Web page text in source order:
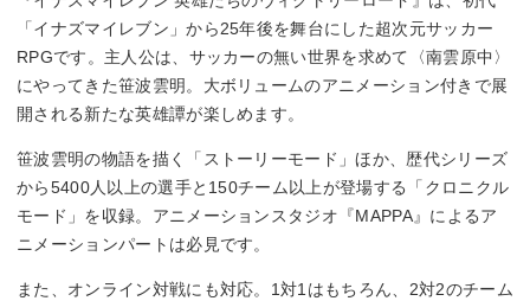
「イナズマイレブン」から25年後を舞台にした超次元サッカー
RPGです。主人公は、サッカーの無い世界を求めて〈南雲原中〉
にやってきた笹波雲明。大ボリュームのアニメーション付きで展
開される新たな英雄譚が楽しめます。
笹波雲明の物語を描く「ストーリーモード」ほか、歴代シリーズ
から5400人以上の選手と150チーム以上が登場する「クロニクル
モード」を収録。アニメーションスタジオ『MAPPA』によるア
ニメーションパートは必見です。
また、オンライン対戦にも対応。1対1はもちろん、2対2のチーム